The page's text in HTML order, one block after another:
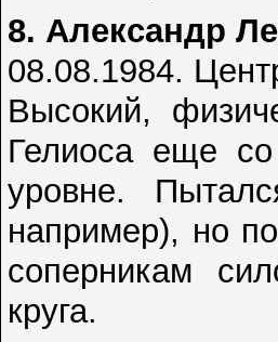
8. Александр
08.08.1984.
Высокий,
Гелиоса еще
уровне.
например), но
соперникам
круга.